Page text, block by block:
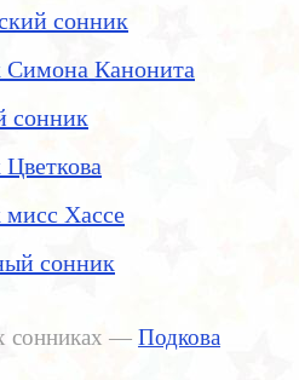
сонник
Канонита
сонник
Хассе
сонник
сонниках — Подкова